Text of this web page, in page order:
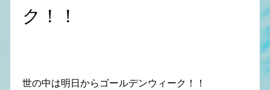
ク！！
世の中は明日からゴールデンウィーク！！